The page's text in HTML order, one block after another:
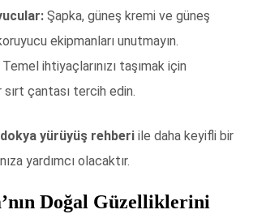
Şapka, güneş kremi ve güneş
ekipmanları unutmayın.
Temel ihtiyaçlarınızı taşımak için
çantası tercih edin.
yürüyüş rehberi ile daha keyifli bir
yardımcı olacaktır.
Doğal Güzelliklerini